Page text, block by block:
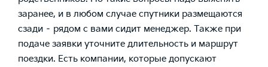
заранее, и в любом случае спутники размещаются
сзади – рядом с вами сидит менеджер. Также при
подаче заявки уточните длительность и маршрут
поездки. Есть компании, которые допускают